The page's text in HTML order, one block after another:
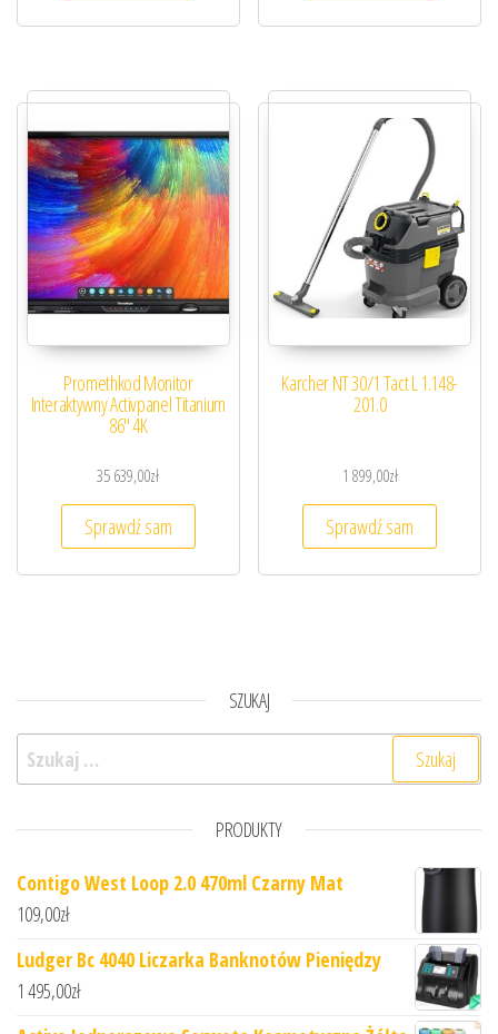
Promethkod Monitor
Interaktywny Activpanel Titanium
86″ 4K
35 639,00zł
Sprawdź sam
Karcher NT 30/1 Tact L 1.148-
201.0
1 899,00zł
Sprawdź sam
SZUKAJ
Szukaj:
PRODUKTY
Contigo West Loop 2.0 470ml Czarny Mat
109,00zł
Ludger Bc 4040 Liczarka Banknotów Pieniędzy
1 495,00zł